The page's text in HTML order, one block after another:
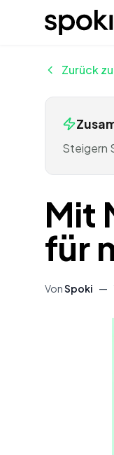
Spoki
Zurück
Steigern
Mit
für
VonSpoki —